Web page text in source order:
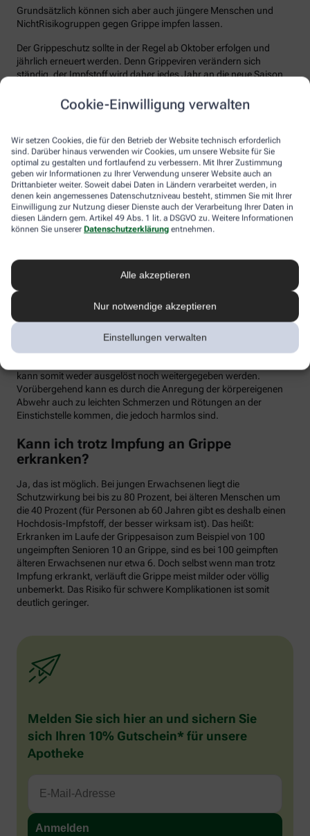
Cookie-Einwilligung verwalten
Wir setzen Cookies, die für den Betrieb der Website technisch erforderlich
sind. Darüber hinaus verwenden wir Cookies, um unsere Website für Sie
optimal zu gestalten und fortlaufend zu verbessern. Mit Ihrer Zustimmung
geben wir Informationen zu Ihrer Verwendung unserer Website auch an
Drittanbieter weiter. Soweit dabei Daten in Ländern verarbeitet werden, in
denen kein angemessenes Datenschutzniveau besteht, stimmen Sie mit Ihrer
Einwilligung zur Nutzung dieser Dienste auch der Verarbeitung Ihrer Daten in
diesen Ländern gem. Artikel 49 Abs. 1 lit. a DSGVO zu. Weitere Informationen
können Sie unserer Datenschutzerklärung entnehmen.
Alle akzeptieren
Nur notwendige akzeptieren
Einstellungen verwalten
Grundsätzlich können sich aber auch jüngere Menschen und
NichtRisikogruppen gegen Grippe impfen lassen.
Der Grippeschutz sollte in der Regel ab Oktober erfolgen und
jährlich erneuert werden. Denn Grippeviren verändern sich
ständig, der Impfstoff wird daher jedes Jahr an die neue Saison
der Körper einen ausreichenden Schutz vor einer Ansteckung
aufgebaut hat. Auch eine spätere Impfung zu Beginn des Jahres
Wie sicher ist der Impfstoff?
Jeder Grippeimpfstoff, der in Deutschland verwendet wird, muss
ein streng reguliertes Zulassungsverfahren durchlaufen. Hierbei
muss die Qualität, Wirksamkeit und Verträglichkeit in
wissenschaftlichen Studien nachgewiesen werden. Die Freigabe
erfolgt nach weiteren Prüfungen schließlich durch das Paul-
der Freigabe stetig weiter beobachtet.
Die Grippeimpfung ist in aller Regel gut verträglich. In den ersten
Frösteln oder Kopf- und Gliederschmerzen auftreten, die aber
meist binnen weniger Tage wieder abklingen. Mit einer Grippe
haben die Symptome allerdings nichts zu tun. Denn üblicherweise
kann somit weder ausgelöst noch weitergegeben werden.
Vorübergehend kann es durch die Anregung der körpereigenen
Abwehr auch zu leichten Schmerzen und Rötungen an der
Einstichstelle kommen, die jedoch harmlos sind.
Kann ich trotz Impfung an Grippe
erkranken?
Ja, das ist möglich. Bei jungen Erwachsenen liegt die
Schutzwirkung bei bis zu 80 Prozent, bei älteren Menschen um
die 40 Prozent (für Personen ab 60 Jahren gibt es deshalb einen
Hochdosis-Impfstoff, der besser wirksam ist). Das heißt:
Erkranken im Laufe der Grippesaison zum Beispiel von 100
ungeimpften Senioren 10 an Grippe, sind es bei 100 geimpften
älteren Erwachsenen nur etwa 6. Doch selbst wenn man trotz
Impfung erkrankt, verläuft die Grippe meist milder oder völlig
unbemerkt. Das Risiko für schwere Komplikationen ist somit
deutlich geringer.
Melden Sie sich hier an und sichern Sie
sich Ihren 10% Gutschein* für unsere
Apotheke